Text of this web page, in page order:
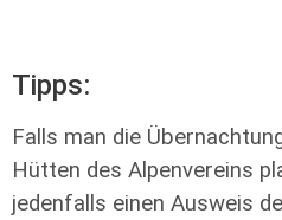
Tipps:
Falls man die
Hütten des Alpenvereins
jedenfalls einen Ausweis